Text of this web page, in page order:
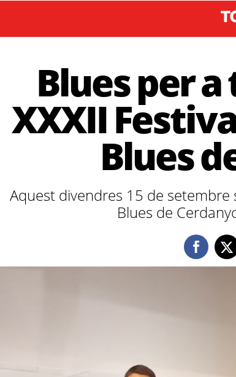
Blues per
XXXII
Blues
Aquest divendres 15 de setembre
Blues de